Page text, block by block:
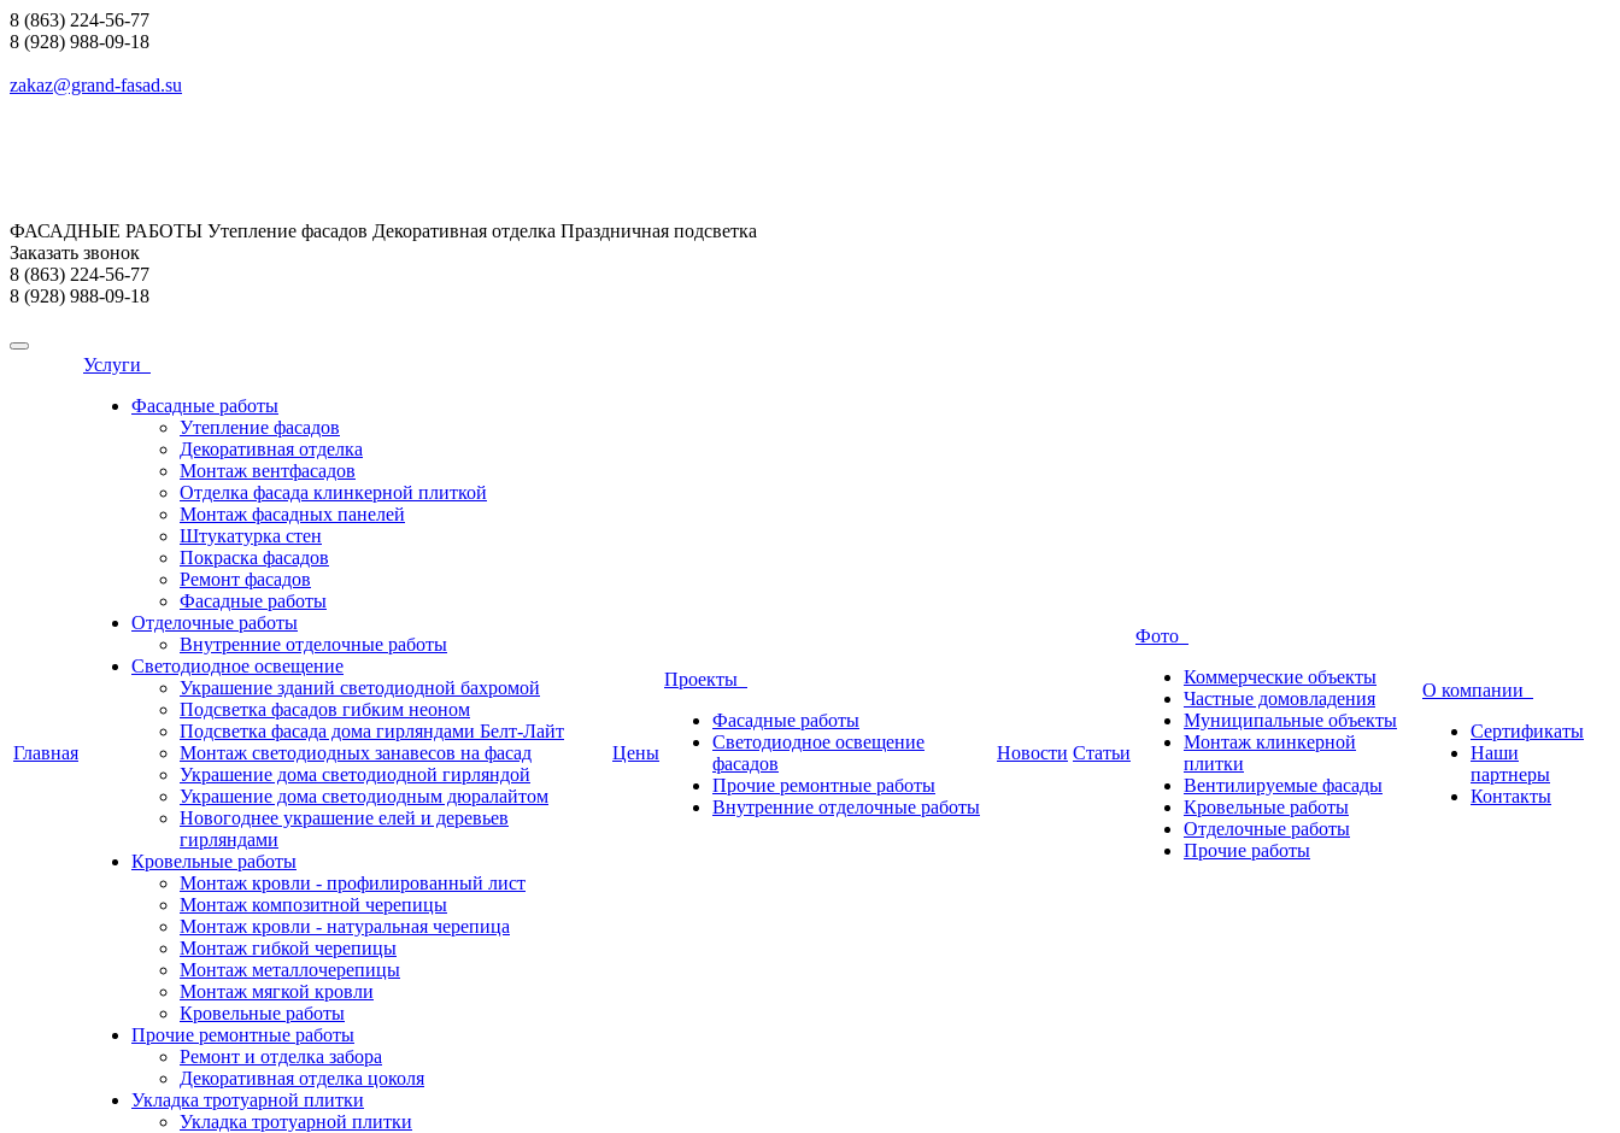
8 (863) 224-56-77
8 (928) 988-09-18
zakaz@grand-fasad.su
ФАСАДНЫЕ РАБОТЫ Утепление фасадов Декоративная отделка Праздничная подсветка
Заказать звонок
8 (863) 224-56-77
8 (928) 988-09-18
Главная
Услуги
Фасадные работы
Утепление фасадов
Декоративная отделка
Монтаж вентфасадов
Отделка фасада клинкерной плиткой
Монтаж фасадных панелей
Штукатурка стен
Покраска фасадов
Ремонт фасадов
Фасадные работы
Отделочные работы
Внутренние отделочные работы
Светодиодное освещение
Украшение зданий светодиодной бахромой
Подсветка фасадов гибким неоном
Подсветка фасада дома гирляндами Белт-Лайт
Монтаж светодиодных занавесов на фасад
Украшение дома светодиодной гирляндой
Украшение дома светодиодным дюралайтом
Новогоднее украшение елей и деревьев
гирляндами
Кровельные работы
Монтаж кровли - профилированный лист
Монтаж композитной черепицы
Монтаж кровли - натуральная черепица
Монтаж гибкой черепицы
Монтаж металлочерепицы
Монтаж мягкой кровли
Кровельные работы
Прочие ремонтные работы
Ремонт и отделка забора
Декоративная отделка цоколя
Укладка тротуарной плитки
Укладка тротуарной плитки
Цены
Проекты
Фасадные работы
Светодиодное освещение
фасадов
Прочие ремонтные работы
Внутренние отделочные работы
Новости Статьи
Фото
Коммерческие объекты
Частные домовладения
Муниципальные объекты
Монтаж клинкерной
плитки
Вентилируемые фасады
Кровельные работы
Отделочные работы
Прочие работы
О компании
Сертификаты
Наши
партнеры
Контакты